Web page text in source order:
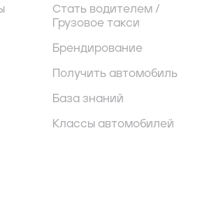
Стать водителем /
Грузовое такси
Брендирование
Получить автомобиль
База знаний
Классы автомобилей